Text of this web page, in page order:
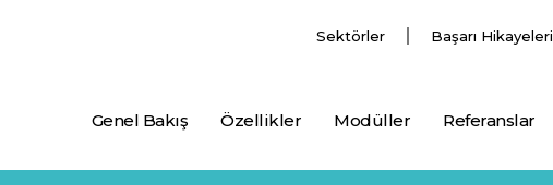
Sektörler Başarı Hikayeleri
Genel Bakış Özellikler Modüller Referanslar